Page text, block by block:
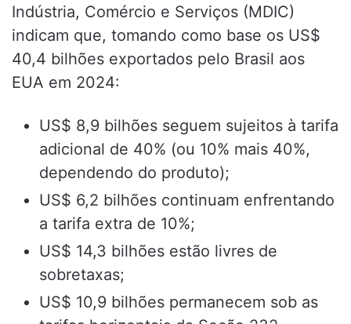
Indústria, Comércio e Serviços (MDIC)
indicam que, tomando como base os US$
40,4 bilhões exportados pelo Brasil aos
EUA em 2024:
US$ 8,9 bilhões seguem sujeitos à tarifa
adicional de 40% (ou 10% mais 40%,
dependendo do produto);
US$ 6,2 bilhões continuam enfrentando
a tarifa extra de 10%;
US$ 14,3 bilhões estão livres de
sobretaxas;
US$ 10,9 bilhões permanecem sob as